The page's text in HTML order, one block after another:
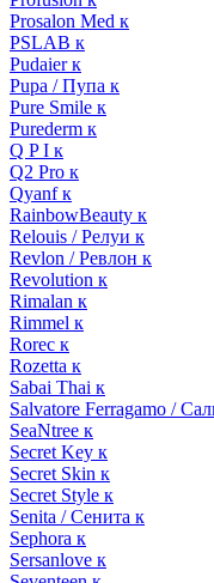
Prosalon Med к
PSLAB к
Pudaier к
Pupa / Пупа к
Pure Smile к
Purederm к
Q P I к
Q2 Pro к
Qyanf к
RainbowBeauty к
Relouis / Релуи к
Revlon / Ревлон к
Revolution к
Rimalan к
Rimmel к
Rorec к
Rozetta к
Sabai Thai к
Salvatore Ferragamo /
SeaNtree к
Secret Key к
Secret Skin к
Secret Style к
Senita / Сенита к
Sephora к
Sersanlove к